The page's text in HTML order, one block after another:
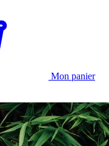
Mon panier